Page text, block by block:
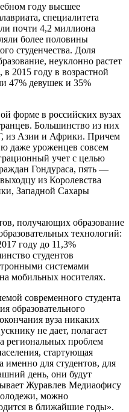
году высшее
специалитета
почти 4,2 миллиона
более половины
студенчества. Доля
неуклонно растет
2015 году в возрастной
47% девушек и 35%
форме в российских вузах
Большинство из них
из Азии и Африки. Причем
даже уроженцев совсем
учет с целью
Гондураса, пять —
из Королевства
Западной Сахары
получающих образование
технологий:
году до 11,3%
студентов
системами
мобильных носителях.
современного студента
образовательного
вуза никаких
не дает, полагает
региональных проблем
стартующая
именно для студентов, для
день, они будут
Журавлев Медиаофису
можно
в ближайшие годы».